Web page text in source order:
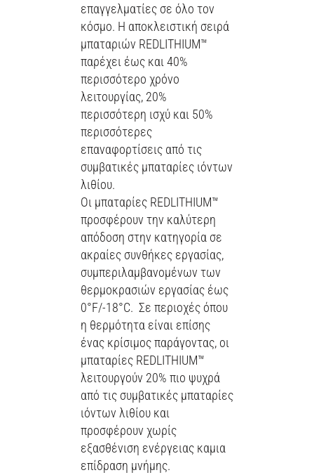
επαγγελματίες σε όλο τον
κόσμο. Η αποκλειστική σειρά
μπαταριών REDLITHIUM™
παρέχει έως και 40%
περισσότερο χρόνο
λειτουργίας, 20%
περισσότερη ισχύ και 50%
περισσότερες
επαναφορτίσεις από τις
συμβατικές μπαταρίες ιόντων
λιθίου.
Οι μπαταρίες REDLITHIUM™
προσφέρουν την καλύτερη
απόδοση στην κατηγορία σε
ακραίες συνθήκες εργασίας,
συμπεριλαμβανομένων των
θερμοκρασιών εργασίας έως
0°F/-18°C. Σε περιοχές όπου
η θερμότητα είναι επίσης
ένας κρίσιμος παράγοντας, οι
μπαταρίες REDLITHIUM™
λειτουργούν 20% πιο ψυχρά
από τις συμβατικές μπαταρίες
ιόντων λιθίου και
προσφέρουν χωρίς
εξασθένιση ενέργειας καμια
επίδραση μνήμης.